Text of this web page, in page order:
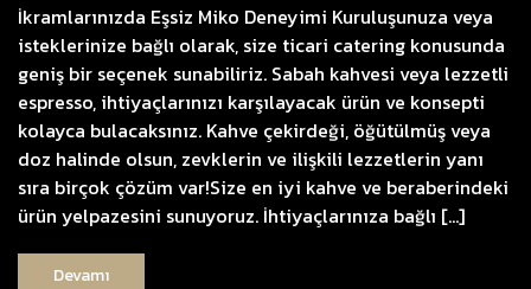
İkramlarınızda Eşsiz Miko Deneyimi Kuruluşunuza veya
isteklerinize bağlı olarak, size ticari catering konusunda
geniş bir seçenek sunabiliriz. Sabah kahvesi veya lezzetli
espresso, ihtiyaçlarınızı karşılayacak ürün ve konsepti
kolayca bulacaksınız. Kahve çekirdeği, öğütülmüş veya
doz halinde olsun, zevklerin ve ilişkili lezzetlerin yanı
sıra birçok çözüm var!Size en iyi kahve ve beraberindeki
ürün yelpazesini sunuyoruz. İhtiyaçlarınıza bağlı […]
Devamı